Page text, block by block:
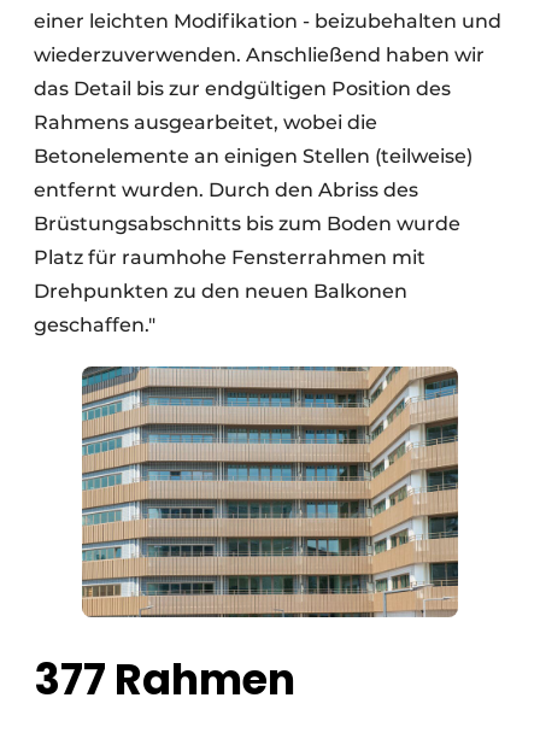
einer leichten Modifikation - beizubehalten und
wiederzuverwenden. Anschließend haben wir
das Detail bis zur endgültigen Position des
Rahmens ausgearbeitet, wobei die
Betonelemente an einigen Stellen (teilweise)
entfernt wurden. Durch den Abriss des
Brüstungsabschnitts bis zum Boden wurde
Platz für raumhohe Fensterrahmen mit
Drehpunkten zu den neuen Balkonen
geschaffen."
377 Rahmen